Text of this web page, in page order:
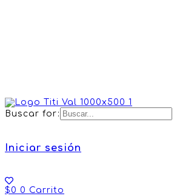
Buscar for:
Iniciar sesión
$0 0 Carrito